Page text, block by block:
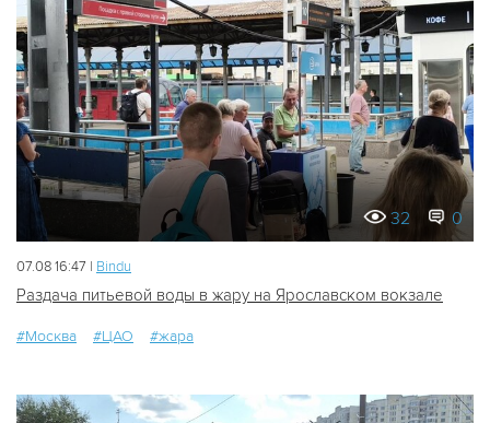
32 0
07.08 16:47 | Bindu
Раздача питьевой воды в жару на Ярославском вокзале
#Москва #ЦАО #жара